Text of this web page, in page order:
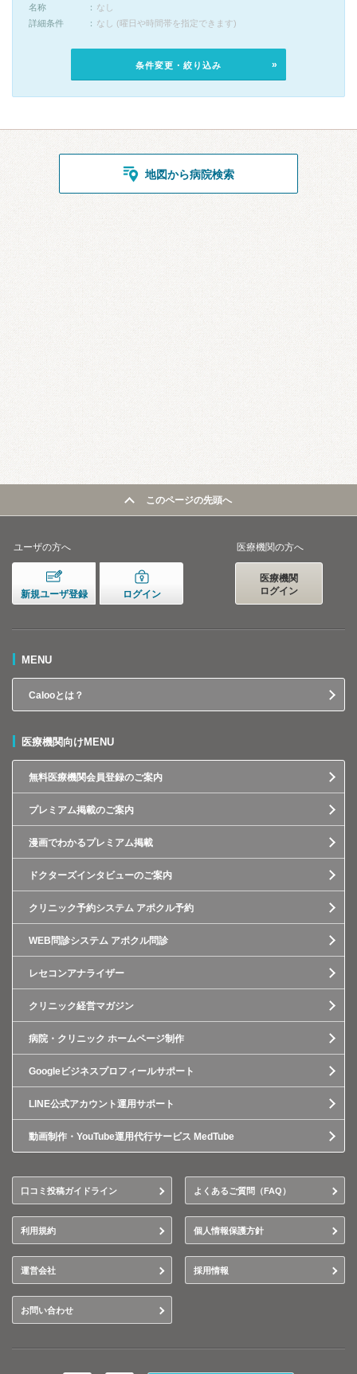
名称
なし
詳細条件
なし (曜日や時間帯を指定できます)
条件変更・絞り込み
地図から病院検索
このページの先頭へ
ユーザの方へ
新規ユーザ登録 ログイン
医療機関の方へ
医療機関
ログイン
MENU
Calooとは？
医療機関向けMENU
無料医療機関会員登録のご案内
プレミアム掲載のご案内
漫画でわかるプレミアム掲載
ドクターズインタビューのご案内
クリニック予約システム アポクル予約
WEB問診システム アポクル問診
レセコンアナライザー
クリニック経営マガジン
病院・クリニック ホームページ制作
Googleビジネスプロフィールサポート
LINE公式アカウント運用サポート
動画制作・YouTube運用代行サービス MedTube
口コミ投稿ガイドライン よくあるご質問（FAQ）
利用規約 個人情報保護方針
運営会社 採用情報
お問い合わせ